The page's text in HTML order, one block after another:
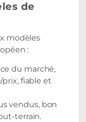
de
modèles
:
du marché,
fiable et
vendus, bon
terrain.